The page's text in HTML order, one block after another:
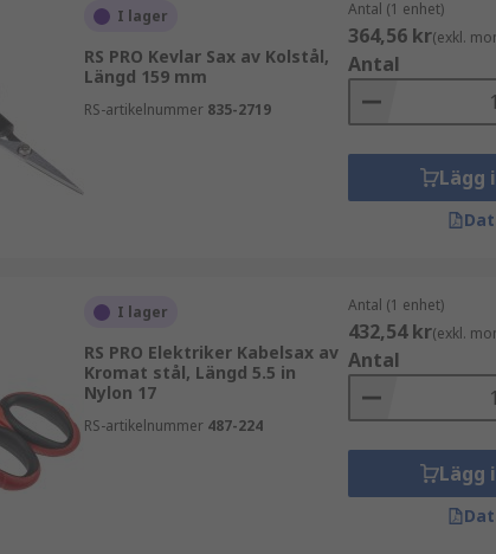
I lager
RS PRO Kevlar Sax av Kolstål,
Längd 159 mm
RS-artikelnummer 835-2719
Antal (1 enhet)
364,56 kr(exkl.
Antal
Lägg
I lager
RS PRO Elektriker Kabelsax av
Kromat stål, Längd 5.5 in
Nylon 17
RS-artikelnummer 487-224
Antal (1 enhet)
432,54 kr(exkl.
Antal
Lägg